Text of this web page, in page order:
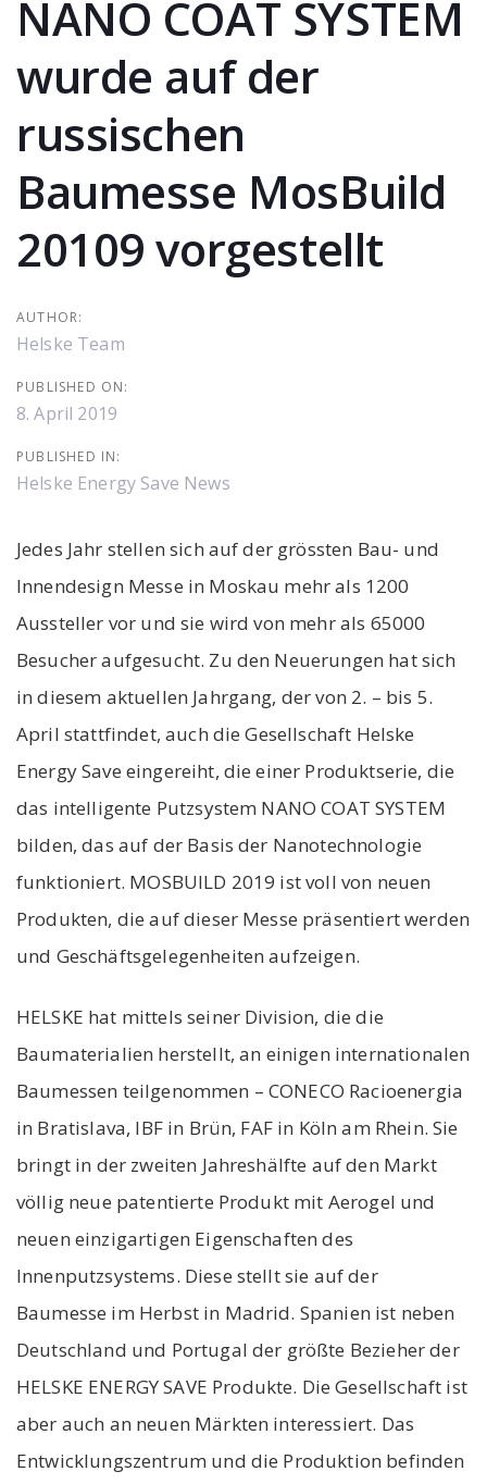
NANO COAT SYSTEM
wurde auf der
russischen
Baumesse MosBuild
20109 vorgestellt
AUTHOR:
Helske Team
PUBLISHED ON:
8. April 2019
PUBLISHED IN:
Helske Energy Save News
Jedes Jahr stellen sich auf der grössten Bau- und
Innendesign Messe in Moskau mehr als 1200
Aussteller vor und sie wird von mehr als 65000
Besucher aufgesucht. Zu den Neuerungen hat sich
in diesem aktuellen Jahrgang, der von 2. – bis 5.
April stattfindet, auch die Gesellschaft Helske
Energy Save eingereiht, die einer Produktserie, die
das intelligente Putzsystem NANO COAT SYSTEM
bilden, das auf der Basis der Nanotechnologie
funktioniert. MOSBUILD 2019 ist voll von neuen
Produkten, die auf dieser Messe präsentiert werden
und Geschäftsgelegenheiten aufzeigen.
HELSKE hat mittels seiner Division, die die
Baumaterialien herstellt, an einigen internationalen
Baumessen teilgenommen – CONECO Racioenergia
in Bratislava, IBF in Brün, FAF in Köln am Rhein. Sie
bringt in der zweiten Jahreshälfte auf den Markt
völlig neue patentierte Produkt mit Aerogel und
neuen einzigartigen Eigenschaften des
Innenputzsystems. Diese stellt sie auf der
Baumesse im Herbst in Madrid. Spanien ist neben
Deutschland und Portugal der größte Bezieher der
HELSKE ENERGY SAVE Produkte. Die Gesellschaft ist
aber auch an neuen Märkten interessiert. Das
Entwicklungszentrum und die Produktion befinden